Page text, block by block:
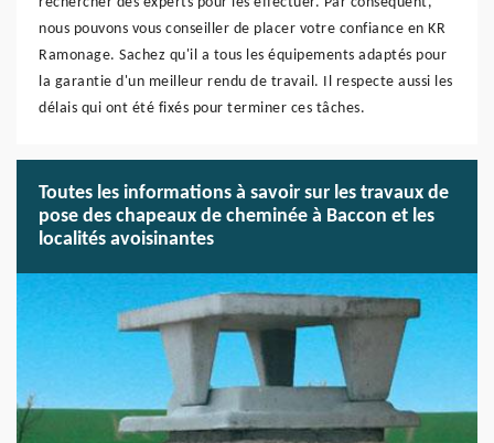
nous pouvons vous conseiller de placer votre confiance en KR
Ramonage. Sachez qu'il a tous les équipements adaptés pour
la garantie d'un meilleur rendu de travail. Il respecte aussi les
délais qui ont été fixés pour terminer ces tâches.
Toutes les informations à savoir sur les travaux de
pose des chapeaux de cheminée à Baccon et les
localités avoisinantes